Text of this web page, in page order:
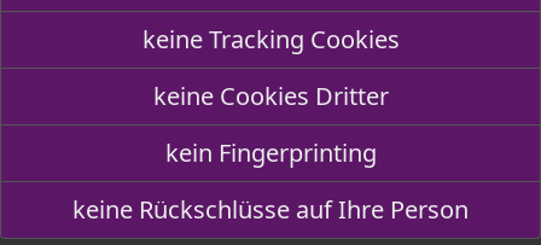
keine Tracking Cookies
keine Cookies Dritter
kein Fingerprinting
keine Rückschlüsse auf Ihre Person